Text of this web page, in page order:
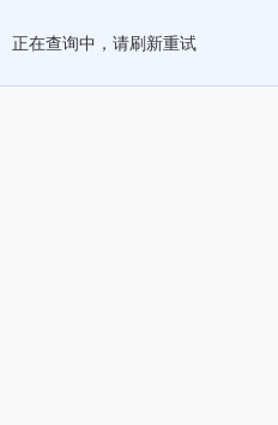
正在查询中，请刷新重试